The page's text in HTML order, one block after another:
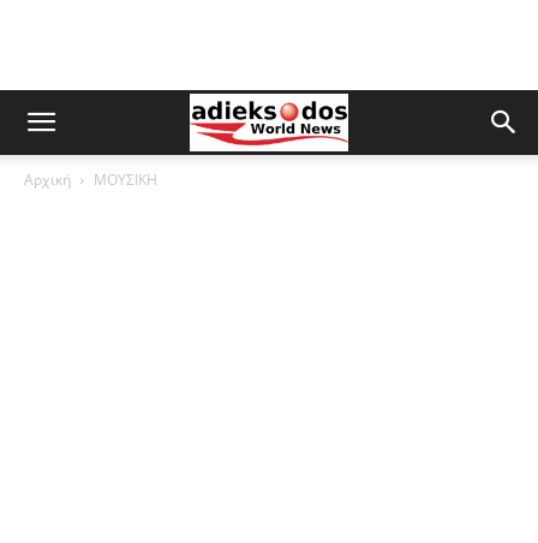
Αρχική ΜΟΥΣΙΚΗ